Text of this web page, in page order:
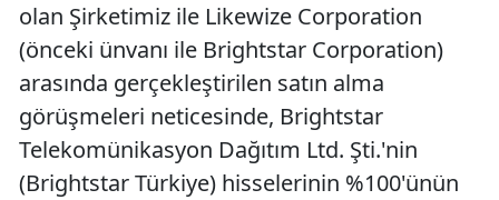
olan Şirketimiz ile Likewize Corporation
(önceki ünvanı ile Brightstar Corporation)
arasında gerçekleştirilen satın alma
görüşmeleri neticesinde, Brightstar
Telekomünikasyon Dağıtım Ltd. Şti.'nin
(Brightstar Türkiye) hisselerinin %100'ünün